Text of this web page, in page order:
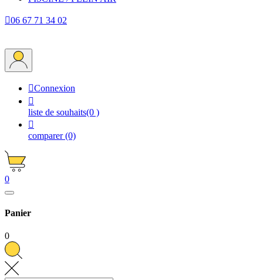
06 67 71 34 02
Connexion

liste de souhaits(0 )

comparer(0)
0
Panier
0